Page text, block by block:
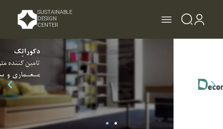
SUSTAINABLE
DESIGN
CENTER